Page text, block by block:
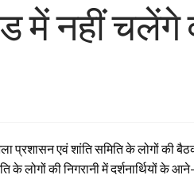
में नहीं चलेंगे
एवं शांति समिति के लोगों की
के लोगों की निगरानी में